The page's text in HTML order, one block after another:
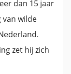
dan 15 jaar
wilde
zet hij zich